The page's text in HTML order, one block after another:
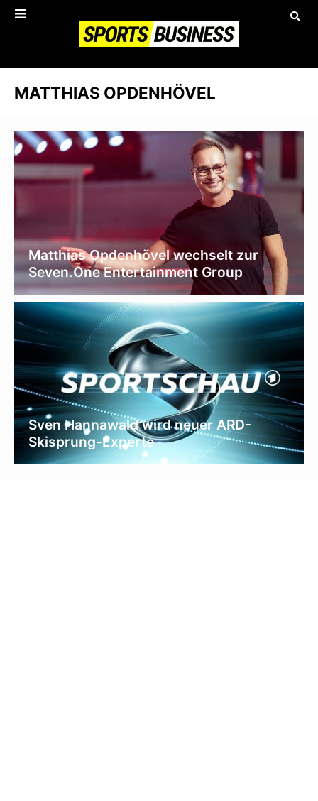
MATTHIAS OPDENHÖVEL
Matthias Opdenhövel wechselt zur
Seven.One Entertainment Group
Sven Hannawald wird neuer ARD-
Skisprung-Experte